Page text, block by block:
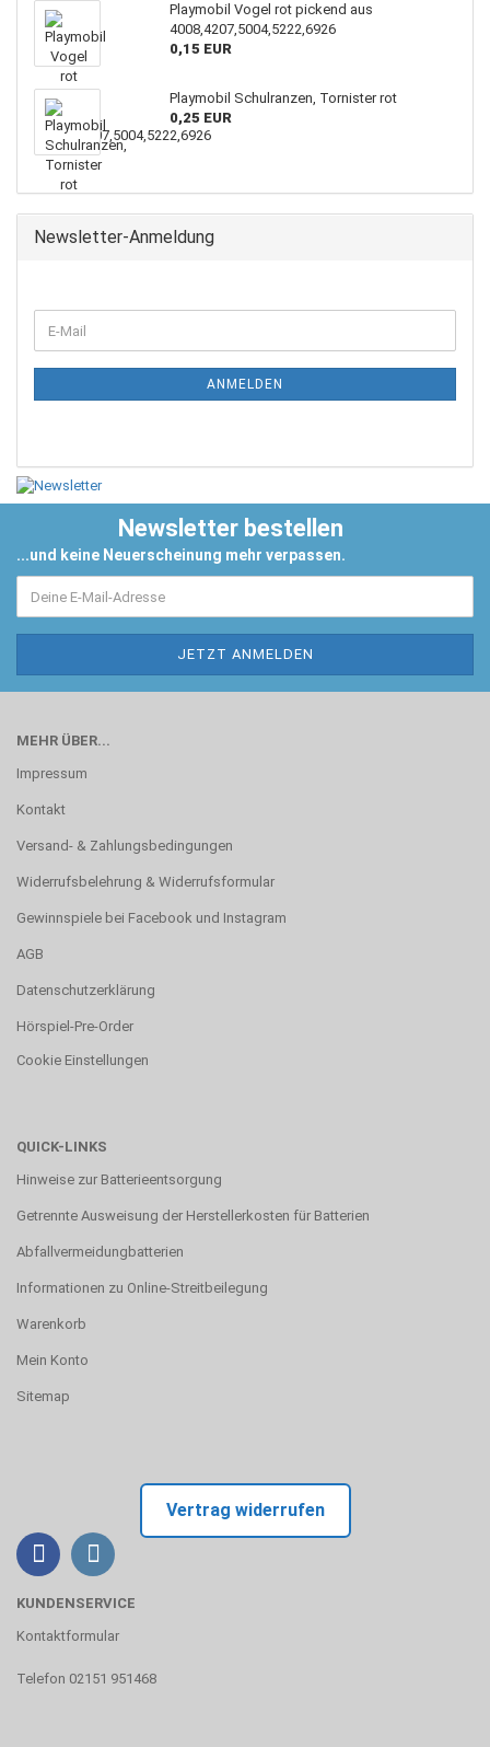
Playmobil Vogel rot pickend aus
4008,4207,5004,5222,6926
0,15 EUR
Playmobil Schulranzen, Tornister rot
0,25 EUR
Newsletter-Anmeldung
ANMELDEN
Newsletter bestellen
...und keine Neuerscheinung mehr verpassen.
MEHR ÜBER...
Impressum
Kontakt
Versand- & Zahlungsbedingungen
Widerrufsbelehrung & Widerrufsformular
Gewinnspiele bei Facebook und Instagram
AGB
Datenschutzerklärung
Hörspiel-Pre-Order
Cookie Einstellungen
QUICK-LINKS
Hinweise zur Batterieentsorgung
Getrennte Ausweisung der Herstellerkosten für Batterien
Abfallvermeidungbatterien
Informationen zu Online-Streitbeilegung
Warenkorb
Mein Konto
Sitemap
Vertrag widerrufen
KUNDENSERVICE
Kontaktformular
Telefon 02151 951468